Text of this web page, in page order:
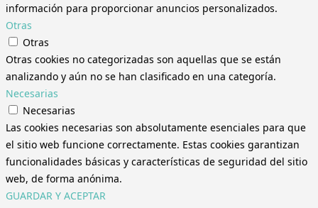
información para proporcionar anuncios personalizados.
Otras
Otras
Otras cookies no categorizadas son aquellas que se están
analizando y aún no se han clasificado en una categoría.
Necesarias
Necesarias
Las cookies necesarias son absolutamente esenciales para que
el sitio web funcione correctamente. Estas cookies garantizan
funcionalidades básicas y características de seguridad del sitio
web, de forma anónima.
GUARDAR Y ACEPTAR